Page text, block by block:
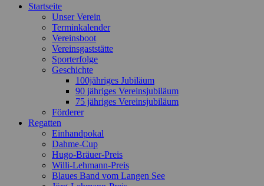
Zum
Startseite
Unser Verein
Terminkalender
Vereinsboot
Vereinsgaststätte
Sporterfolge
Geschichte
100jähriges Jubiläum
90 jähriges Vereinsjubiläum
75 jähriges Vereinsjubiläum
Förderer
Regatten
Einhandpokal
Dahme-Cup
Hugo-Bräuer-Preis
Willi-Lehmann-Preis
Blaues Band vom Langen See